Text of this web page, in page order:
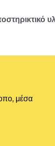
μέσα